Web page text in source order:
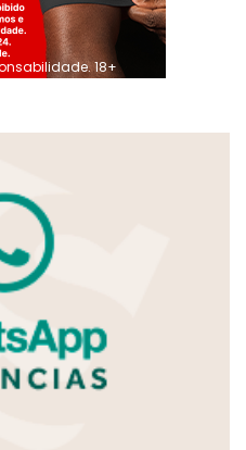
18+